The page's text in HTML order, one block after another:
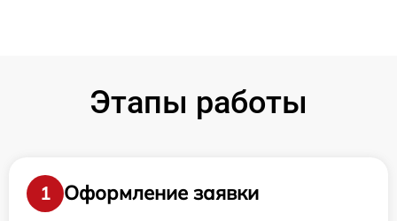
Этапы работы
1
Оформление заявки